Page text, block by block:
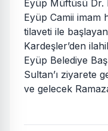
Eyüp Müftüsü Dr.
Eyüp Camii imam
tilaveti ile
Kardeşler’den
Eyüp Belediye
Sultan’ı ziyarete
ve gelecek